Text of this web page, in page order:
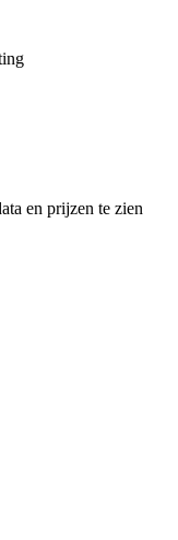
en prijzen te zien